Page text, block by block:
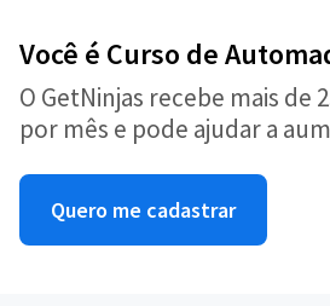
Você é Curso de
O GetNinjas recebe mais de
por mês e pode ajudar a
Quero me cadastrar